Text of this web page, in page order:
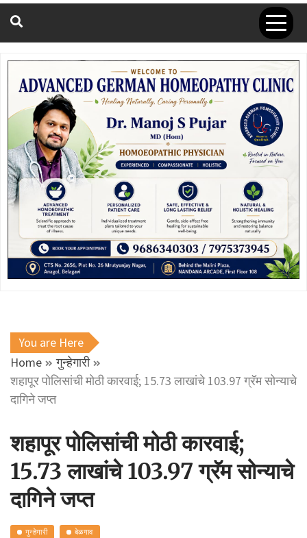
You are Here
Home
गुन्हेगारी
शहापूर पोलिसांची मोठी कारवाई; 15.73 लाखांचे 103.97 ग्रॅम सोन्याचे
दागिने जप्त
शहापूर पोलिसांची मोठी कारवाई;
15.73 लाखांचे 103.97 ग्रॅम सोन्याचे
दागिने जप्त
गुन्हेगारी बेळगाव